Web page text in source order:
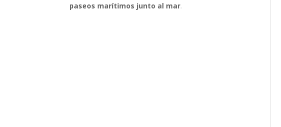
paseos marítimos junto al mar.